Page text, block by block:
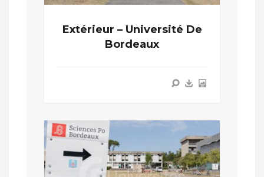
Extérieur – Université De
Bordeaux